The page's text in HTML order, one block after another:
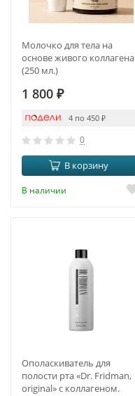
Молочко для тела на
основе живого коллагена
(250 мл.)
1 800 ₽
4 по 450 ₽
0
В корзину
В наличии
Ополаскиватель для
полости рта «Dr. Fridman,
original» с коллагеном.